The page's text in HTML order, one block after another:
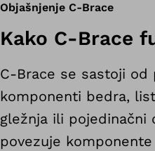
Objašnjenje C-Brace
Kako C-Brace
C-Brace se sastoji od
komponenti bedra,
gležnja ili pojedinačni
povezuje